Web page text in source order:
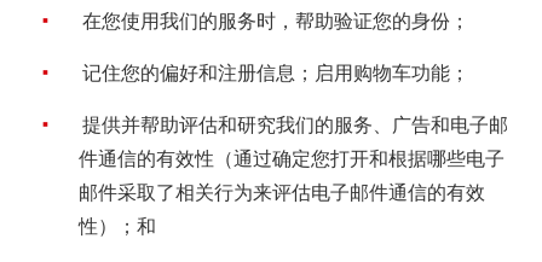
在您使用我们的服务时，帮助验证您的身份；
记住您的偏好和注册信息；启用购物车功能；
提供并帮助评估和研究我们的服务、广告和电子邮
件通信的有效性（通过确定您打开和根据哪些电子
邮件采取了相关行为来评估电子邮件通信的有效
性）；和